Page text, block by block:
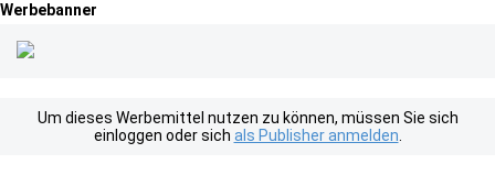
Werbebanner
Um dieses Werbemittel nutzen zu können, müssen Sie sich
einloggen oder sich als Publisher anmelden